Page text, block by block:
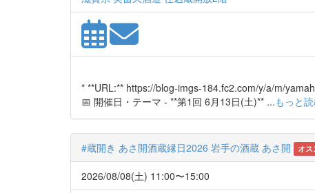
* **URL:** https://blog-imgs-184.fc2.com/y/a/m/
📅 開催日・テーマ - **第1回 6月13日(土)** ...もっと
#蔵開き あさ開酒蔵縁日2026 岩手の酒蔵 あさ開 オス
2026/08/08(土) 11:00〜15:00